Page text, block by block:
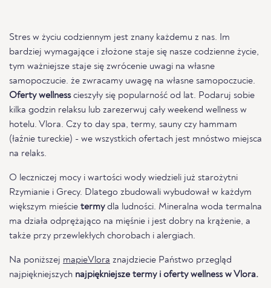
Stres w życiu codziennym jest znany każdemu z nas. Im
bardziej wymagające i złożone staje się nasze codzienne życie,
tym ważniejsze staje się zwrócenie uwagi na własne
samopoczucie. że zwracamy uwagę na własne samopoczucie.
Oferty wellnesscieszyły się popularność od lat. Podaruj sobie
kilka godzin relaksu lub zarezerwuj cały weekend wellness w
hotelu. Vlora. Czy to day spa, termy, sauny czy hammam
(łaźnie tureckie) - we wszystkich ofertach jest mnóstwo miejsca
na relaks.
O leczniczej mocy i wartości wody wiedzieli już starożytni
Rzymianie i Grecy. Dlatego zbudowali wybudował w każdym
większym mieście termydla ludności. Mineralna woda termalna
ma działa odprężająco na mięśnie i jest dobry na krążenie, a
także przy przewlekłych chorobach i alergiach.
Na poniższej mapieVlora znajdziecie Państwo przegląd
najpiękniejszych najpiękniejsze termy i oferty wellness w Vlora.